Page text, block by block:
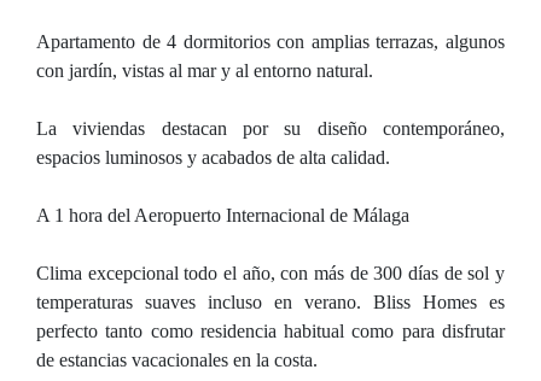
Apartamento de 4 dormitorios con amplias terrazas, algunos
con jardín, vistas al mar y al entorno natural.
La viviendas destacan por su diseño contemporáneo,
espacios luminosos y acabados de alta calidad.
A 1 hora del Aeropuerto Internacional de Málaga
Clima excepcional todo el año, con más de 300 días de sol y
temperaturas suaves incluso en verano. Bliss Homes es
perfecto tanto como residencia habitual como para disfrutar
de estancias vacacionales en la costa.